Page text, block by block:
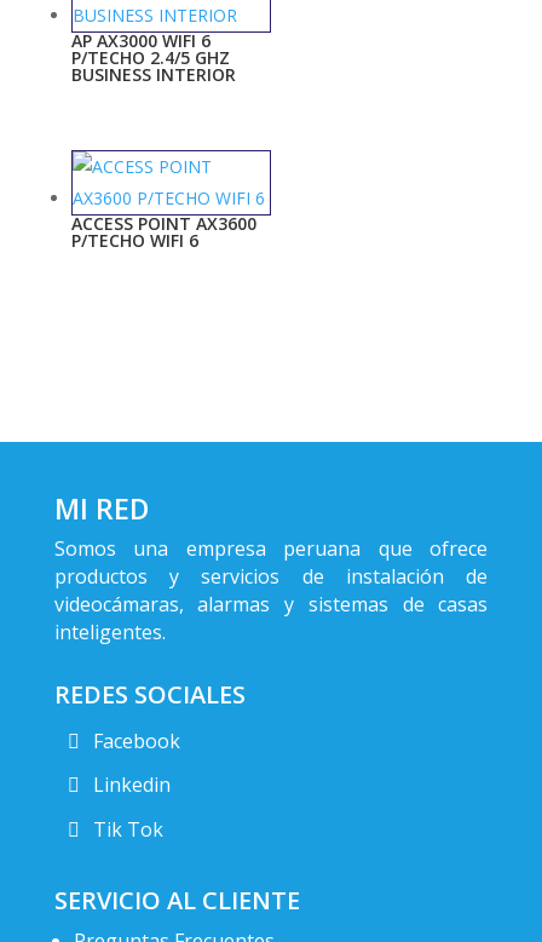
AP AX3000 WIFI 6
P/TECHO 2.4/5 GHZ
BUSINESS INTERIOR
ACCESS POINT AX3600
P/TECHO WIFI 6
MI RED
Somos una empresa peruana que ofrece
productos y servicios de instalación de
videocámaras, alarmas y sistemas de casas
inteligentes.
REDES SOCIALES
Facebook
Linkedin
Tik Tok
SERVICIO AL CLIENTE